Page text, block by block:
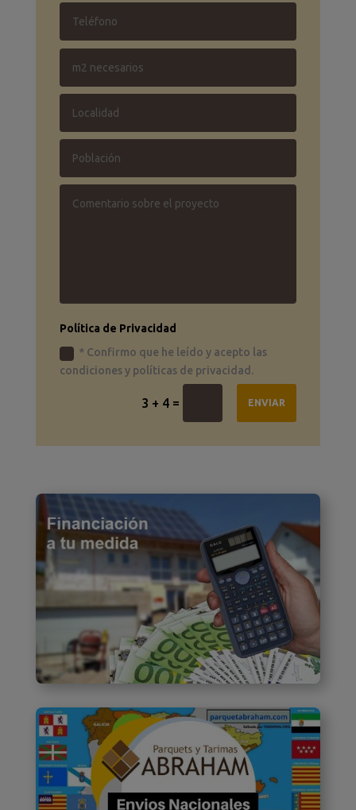
Política de Privacidad
* Confirmo que he leído y acepto las
condiciones y políticas de privacidad.
3 + 4 = ENVIAR